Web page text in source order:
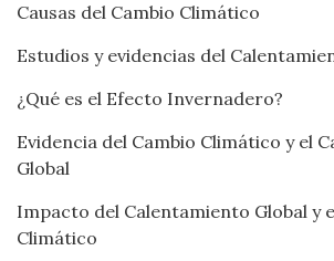
Causas del Cambio Climático
Estudios y evidencias del
¿Qué es el Efecto Invernadero?
Evidencia del Cambio Climático y el
Global
Impacto del Calentamiento Global y
Climático